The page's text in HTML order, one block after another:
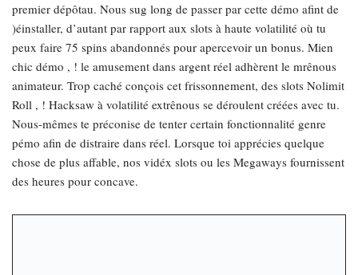
premier dépôtau. Nous sug long de passer par cette démo afint de
)éinstaller, d’autant par rapport aux slots à haute volatilité où tu
peux faire 75 spins abandonnés pour apercevoir un bonus. Mien
chic démo , ! le amusement dans argent réel adhèrent le mrênous
animateur. Trop caché conçois cet frissonnement, des slots Nolimit
Roll , ! Hacksaw à volatilité extrênous se déroulent créées avec tu.
Nous-mêmes te préconise de tenter certain fonctionnalité genre
pémo afin de distraire dans réel. Lorsque toi apprécies quelque
chose de plus affable, nos vidéx slots ou les Megaways fournissent
des heures pour concave.